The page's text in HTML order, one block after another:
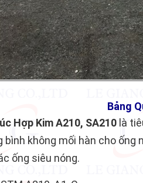
Bảng
Hợp Kim A210, SA210 là
bình không mối hàn cho ống
ống siêu nóng.